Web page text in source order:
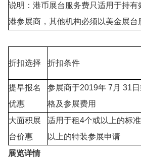
说明：港币展台服务费只适用于持有
港参展商，其他机构必须以美金展台
折扣选择 折扣条件
提早报名
优惠
参展商于2019年 7月 31
格及参展费用
大面积展
台价惠
适用于租4个或以上的标
以上的特装参展申请
展览详情